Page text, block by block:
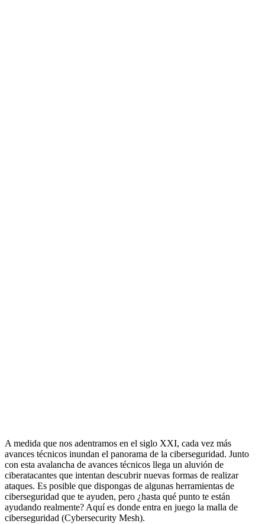
A medida que nos adentramos en el siglo XXI, cada vez más
avances técnicos inundan el panorama de la ciberseguridad. Junto
con esta avalancha de avances técnicos llega un aluvión de
ciberatacantes que intentan descubrir nuevas formas de realizar
ataques. Es posible que dispongas de algunas herramientas de
ciberseguridad que te ayuden, pero ¿hasta qué punto te están
ayudando realmente? Aquí es donde entra en juego la malla de
ciberseguridad (Cybersecurity Mesh).